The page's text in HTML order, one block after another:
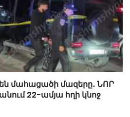
են մահացածի մազերը․ ՆՈՐ
22-ամյա հղի կնոջ